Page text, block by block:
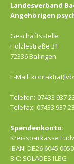
Landesverband
Angehörigen
Geschäftsstelle
Hölzlestraße 31
72336 Balingen
E-Mail:
Telefon: 07433 937
Telefax: 07433 937
Spendenkonto:
Kreissparkasse
IBAN: DE26 6045
BIC: SOLADES1LBG